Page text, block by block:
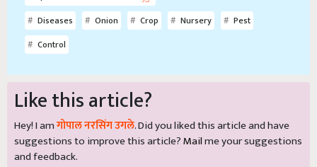
Diseases
Onion Crop Nursery
Pest
Control
Like this article?
Hey! I amगोपाल नरसिंग उगले. Did you liked this article and have
suggestions to improve this article?Mailme your suggestions
and feedback.